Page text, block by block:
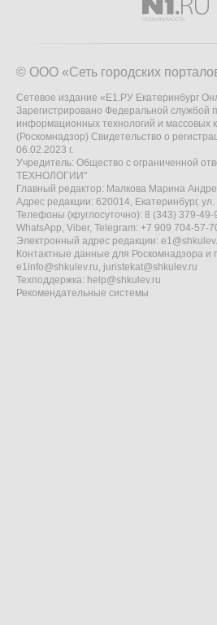
© ООО «Сеть городских
Сетевое издание «Е1.РУ Екатеринбург
Зарегистрировано Федеральной службой
информационных технологий и массовых
(Роскомнадзор) Свидетельство о
06.02.2023 г.
Учредитель: Общество с ограниченной
ТЕХНОЛОГИИ"
Главный редактор: Малкова Марина
Адрес редакции: 620014, Екатеринбург,
Телефоны (круглосуточно): 8 (343) 379-49-
WhatsApp, Viber, Telegram: +7 909 704-57-
Электронный адрес редакции:
Контактные данные для Роскомнадзора и
e1info@shkulev.ru, juristekat@shkulev.ru
Техподдержка: help@shkulev.ru
Рекомендательные системы